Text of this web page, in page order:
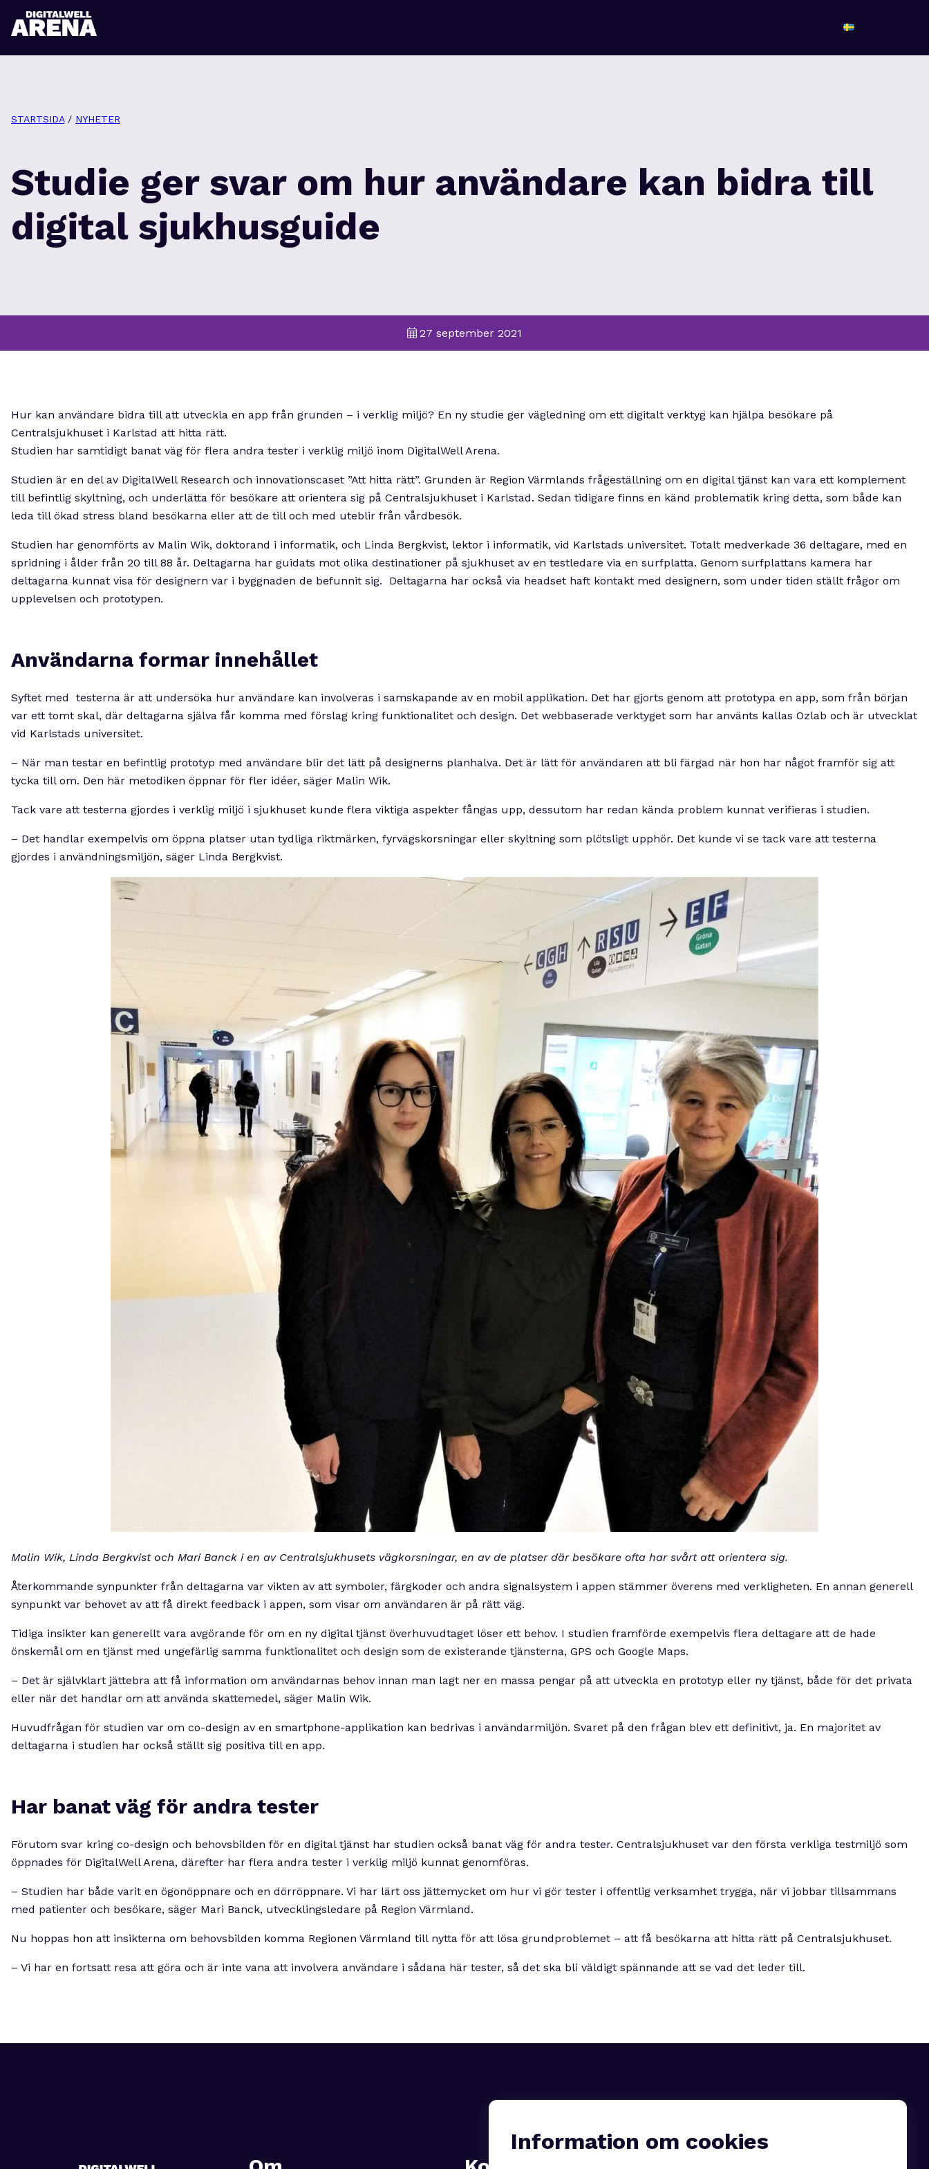
Kontakt
STARTSIDA/ NYHETER
Studie ger svar om hur användare kan bidra till
digital sjukhusguide
27 september 2021
Hur kan användare bidra till att utveckla en app från grunden – i verklig miljö? En ny studie ger vägledning om ett digitalt verktyg kan hjälpa besökare på
Centralsjukhuset i Karlstad att hitta rätt.
Studien har samtidigt banat väg för flera andra tester i verklig miljö inom DigitalWell Arena.
Studien är en del av DigitalWell Research och innovationscaset ”Att hitta rätt”. Grunden är Region Värmlands frågeställning om en digital tjänst kan vara ett komplement
till befintlig skyltning, och underlätta för besökare att orientera sig på Centralsjukhuset i Karlstad. Sedan tidigare finns en känd problematik kring detta, som både kan
leda till ökad stress bland besökarna eller att de till och med uteblir från vårdbesök.
Studien har genomförts av Malin Wik, doktorand i informatik, och Linda Bergkvist, lektor i informatik, vid Karlstads universitet. Totalt medverkade 36 deltagare, med en
spridning i ålder från 20 till 88 år. Deltagarna har guidats mot olika destinationer på sjukhuset av en testledare via en surfplatta. Genom surfplattans kamera har
deltagarna kunnat visa för designern var i byggnaden de befunnit sig. Deltagarna har också via headset haft kontakt med designern, som under tiden ställt frågor om
upplevelsen och prototypen.
Användarna formar innehållet
Syftet med testerna är att undersöka hur användare kan involveras i samskapande av en mobil applikation. Det har gjorts genom att prototypa en app, som från början
var ett tomt skal, där deltagarna själva får komma med förslag kring funktionalitet och design. Det webbaserade verktyget som har använts kallas Ozlab och är utvecklat
vid Karlstads universitet.
– När man testar en befintlig prototyp med användare blir det lätt på designerns planhalva. Det är lätt för användaren att bli färgad när hon har något framför sig att
tycka till om. Den här metodiken öppnar för fler idéer, säger Malin Wik.
Tack vare att testerna gjordes i verklig miljö i sjukhuset kunde flera viktiga aspekter fångas upp, dessutom har redan kända problem kunnat verifieras i studien.
– Det handlar exempelvis om öppna platser utan tydliga riktmärken, fyrvägskorsningar eller skyltning som plötsligt upphör. Det kunde vi se tack vare att testerna
gjordes i användningsmiljön, säger Linda Bergkvist.
Malin Wik, Linda Bergkvist och Mari Banck i en av Centralsjukhusets vägkorsningar, en av de platser där besökare ofta har svårt att orientera sig.
Återkommande synpunkter från deltagarna var vikten av att symboler, färgkoder och andra signalsystem i appen stämmer överens med verkligheten. En annan generell
synpunkt var behovet av att få direkt feedback i appen, som visar om användaren är på rätt väg.
Tidiga insikter kan generellt vara avgörande för om en ny digital tjänst överhuvudtaget löser ett behov. I studien framförde exempelvis flera deltagare att de hade
önskemål om en tjänst med ungefärlig samma funktionalitet och design som de existerande tjänsterna, GPS och Google Maps.
– Det är självklart jättebra att få information om användarnas behov innan man lagt ner en massa pengar på att utveckla en prototyp eller ny tjänst, både för det privata
eller när det handlar om att använda skattemedel, säger Malin Wik.
Huvudfrågan för studien var om co-design av en smartphone-applikation kan bedrivas i användarmiljön. Svaret på den frågan blev ett definitivt, ja. En majoritet av
deltagarna i studien har också ställt sig positiva till en app.
Har banat väg för andra tester
Förutom svar kring co-design och behovsbilden för en digital tjänst har studien också banat väg för andra tester. Centralsjukhuset var den första verkliga testmiljö som
öppnades för DigitalWell Arena, därefter har flera andra tester i verklig miljö kunnat genomföras.
– Studien har både varit en ögonöppnare och en dörröppnare. Vi har lärt oss jättemycket om hur vi gör tester i offentlig verksamhet trygga, när vi jobbar tillsammans
med patienter och besökare, säger Mari Banck, utvecklingsledare på Region Värmland.
Nu hoppas hon att insikterna om behovsbilden komma Regionen Värmland till nytta för att lösa grundproblemet – att få besökarna att hitta rätt på Centralsjukhuset.
– Vi har en fortsatt resa att göra och är inte vana att involvera användare i sådana här tester, så det ska bli väldigt spännande att se vad det leder till.
Information om cookies